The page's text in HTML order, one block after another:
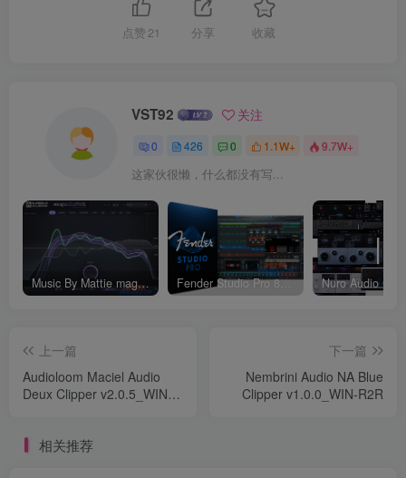
点赞 21 分享 收藏
VST92 关注
0 426 0 1.1W+ 9.7W+
这家伙很懒，什么都没有写...
Music By Mattie magic.CURVE v1.0.2-WIN Fender Studio Pro 8 v8.1.1_WIN-R2R（2026.07.17更新）
上一篇
Audioloom Maciel Audio
Deux Clipper v2.0.5_WIN-
下一篇
Nembrini Audio NA Blue
Clipper v1.0.0_WIN-R2R
相关推荐